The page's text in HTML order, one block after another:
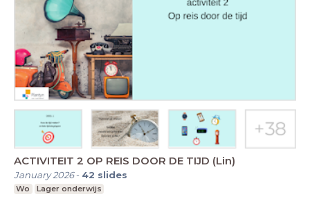
ACTIVITEIT 2 OP REIS DOOR DE TIJD (Lin)
January 2026- 42 slides
Wo Lager onderwijs